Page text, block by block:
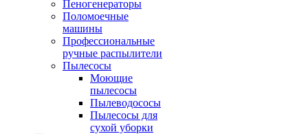
Пеногенераторы
Поломоечные
машины
Профессиональные
ручные распылители
Пылесосы
Моющие
пылесосы
Пылеводососы
Пылесосы для
сухой уборки